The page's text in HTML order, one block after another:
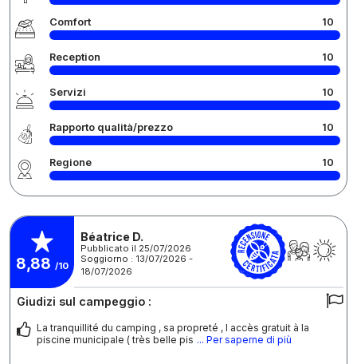
Comfort 10
Reception 10
Servizi 10
Rapporto qualità/prezzo 10
Regione 10
8,88 /10
Béatrice D.
Pubblicato il 25/07/2026
Soggiorno : 13/07/2026 -
18/07/2026
Giudizi sul campeggio :
La tranquillité du camping , sa propreté , l accès gratuit à la
piscine municipale ( très belle pis ... Per saperne di più